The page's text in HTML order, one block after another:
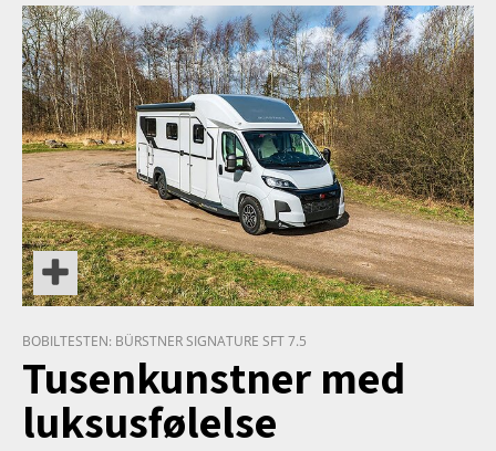
PRODUKT
BOBILTESTEN: BÜRSTNER SIGNATURE SFT 7.5
Tusenkunstner med
luksusfølelse